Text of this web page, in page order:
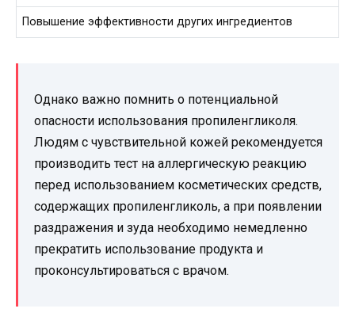
Повышение эффективности других ингредиентов
Однако важно помнить о потенциальной
опасности использования пропиленгликоля.
Людям с чувствительной кожей рекомендуется
производить тест на аллергическую реакцию
перед использованием косметических средств,
содержащих пропиленгликоль, а при появлении
раздражения и зуда необходимо немедленно
прекратить использование продукта и
проконсультироваться с врачом.